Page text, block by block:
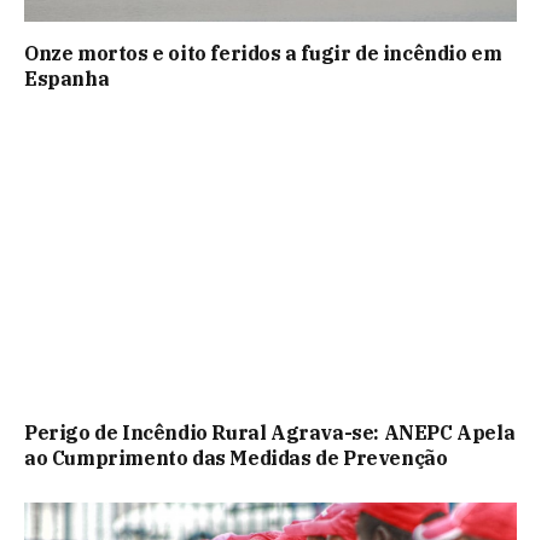
Onze mortos e oito feridos a fugir de incêndio em
Espanha
Perigo de Incêndio Rural Agrava-se: ANEPC Apela
ao Cumprimento das Medidas de Prevenção